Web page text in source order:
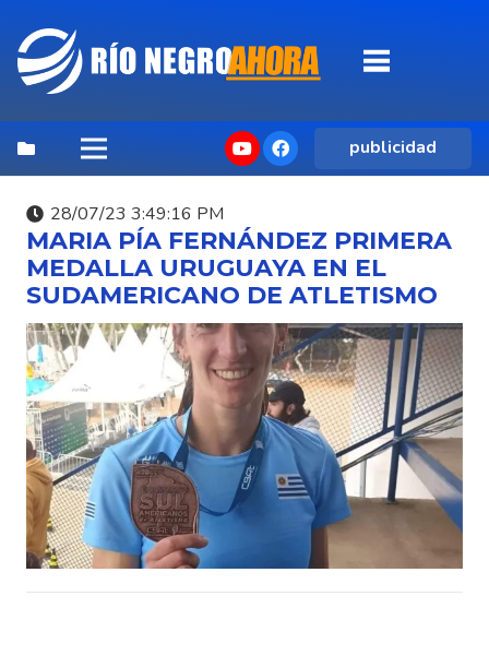
publicidad
28/07/23 3:49:16 PM
MARIA PÍA FERNÁNDEZ PRIMERA
MEDALLA URUGUAYA EN EL
SUDAMERICANO DE ATLETISMO